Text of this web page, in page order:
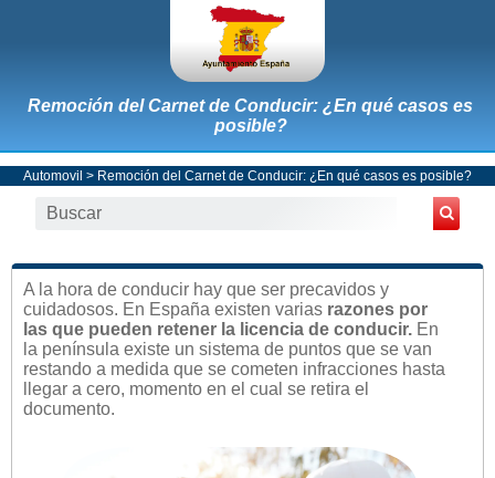
Remoción del Carnet de Conducir: ¿En qué casos es
posible?
Automovil > Remoción del Carnet de Conducir: ¿En qué casos es posible?
A la hora de conducir hay que ser precavidos y
cuidadosos. En España existen varias razones por
las que pueden retener la licencia de conducir. En
la península existe un sistema de puntos que se van
restando a medida que se cometen infracciones hasta
llegar a cero, momento en el cual se retira el
documento.